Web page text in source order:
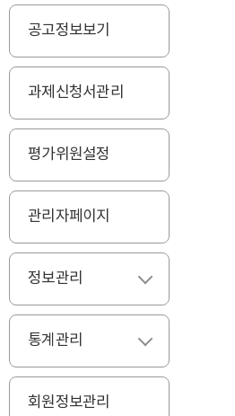
공고정보보기
과제신청서관리
평가위원설정
관리자페이지
정보관리
통계관리
회원정보관리